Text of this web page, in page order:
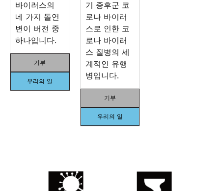
바이러스의
네 가지 돌연
변이 버전 중
하나입니다.
기부
우리의 일
기 증후군 코
로나 바이러
스로 인한 코
로나 바이러
스 질병의 세
계적인 유행
병입니다.
기부
우리의 일